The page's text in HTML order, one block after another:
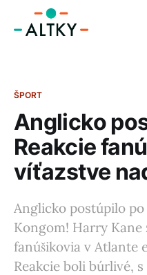
ŠPORT
Anglicko
Reakcie
víťazstve
Anglicko postúpilo po
Kongom! Harry Kane
fanúšikovia v Atlante
Reakcie boli búrlivé,